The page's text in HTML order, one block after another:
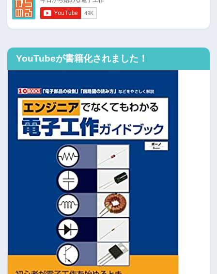
YouTubeが書籍化されました！